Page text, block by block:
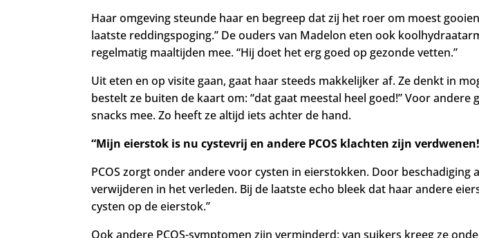
Haar omgeving steunde haar en begreep dat zij het roer om moest
laatste reddingspoging.” De ouders van Madelon eten ook
regelmatig maaltijden mee. “Hij doet het erg goed op gezonde vetten.”
Uit eten en op visite gaan, gaat haar steeds makkelijker af. Ze denkt in
bestelt ze buiten de kaart om: “dat gaat meestal heel goed!” Voor
snacks mee. Zo heeft ze altijd iets achter de hand.
“Mijn eierstok is nu cystevrij en andere PCOS klachten zijn
PCOS zorgt onder andere voor cysten in eierstokken. Door
verwijderen in het verleden. Bij de laatste echo bleek dat haar andere
cysten op de eierstok.”
Ook andere PCOS-symptomen zijn verminderd: van suikers kreeg ze